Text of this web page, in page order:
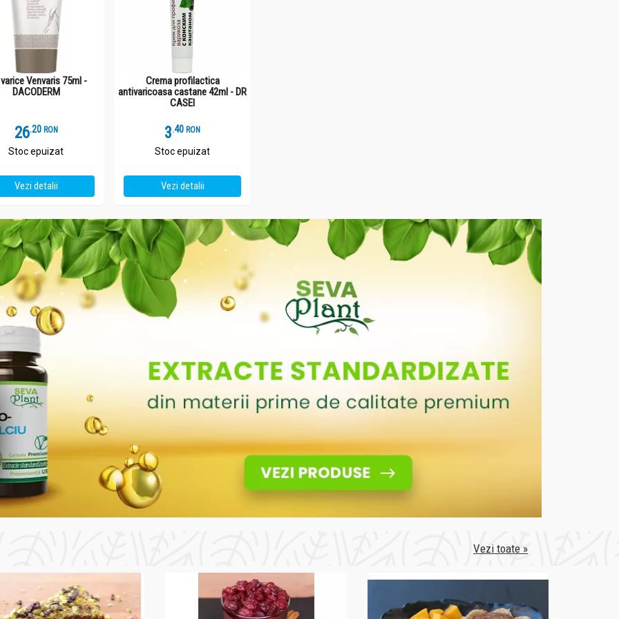
Venvaris 75ml -
DACODERM
26.2 RON
Stoc epuizat
Vezi detalii
Crema profilactica
antivaricoasa castane 42ml - DR
CASEI
3.4 RON
Stoc epuizat
Vezi detalii
Vezi toate »